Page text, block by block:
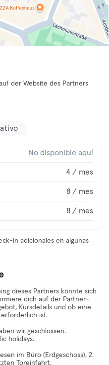
der Website des Partners
No disponible aquí
4 / mes
8 / mes
8 / mes
in adicionales en algunas
dieses Partners könnte sich
dich auf der Partner-
Kursdetails und ob eine
ist.
wir geschlossen.
holidays.
im Büro (Erdgeschoss), 2.
Toreinfahrt.